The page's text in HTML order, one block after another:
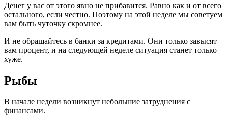
Денег у вас от этого явно не прибавится. Равно как и от всего
остального, если честно. Поэтому на этой неделе мы советуем
вам быть чуточку скромнее.
И не обращайтесь в банки за кредитами. Они только завысят
вам процент, и на следующей неделе ситуация станет только
хуже.
Рыбы
В начале недели возникнут небольшие затруднения с
финансами.